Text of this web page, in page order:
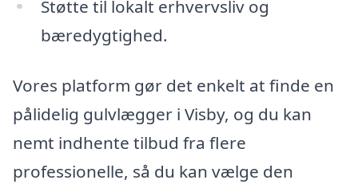
Støtte til lokalt erhvervsliv og
bæredygtighed.
Vores platform gør det enkelt at finde en
pålidelig gulvlægger i Visby, og du kan
nemt indhente tilbud fra flere
professionelle, så du kan vælge den